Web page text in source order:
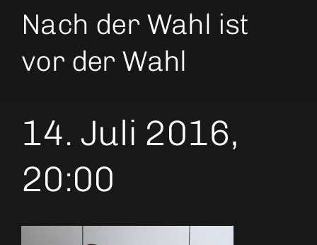
Nach der Wahl ist
vor der Wahl
14. Juli 2016,
20:00